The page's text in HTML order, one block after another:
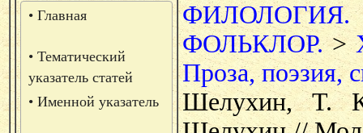
• Главная
• Тематический
указатель статей
• Именной указатель
ФОЛЬКЛОР.>
Проза, поэзия,
Шелухин, Т.